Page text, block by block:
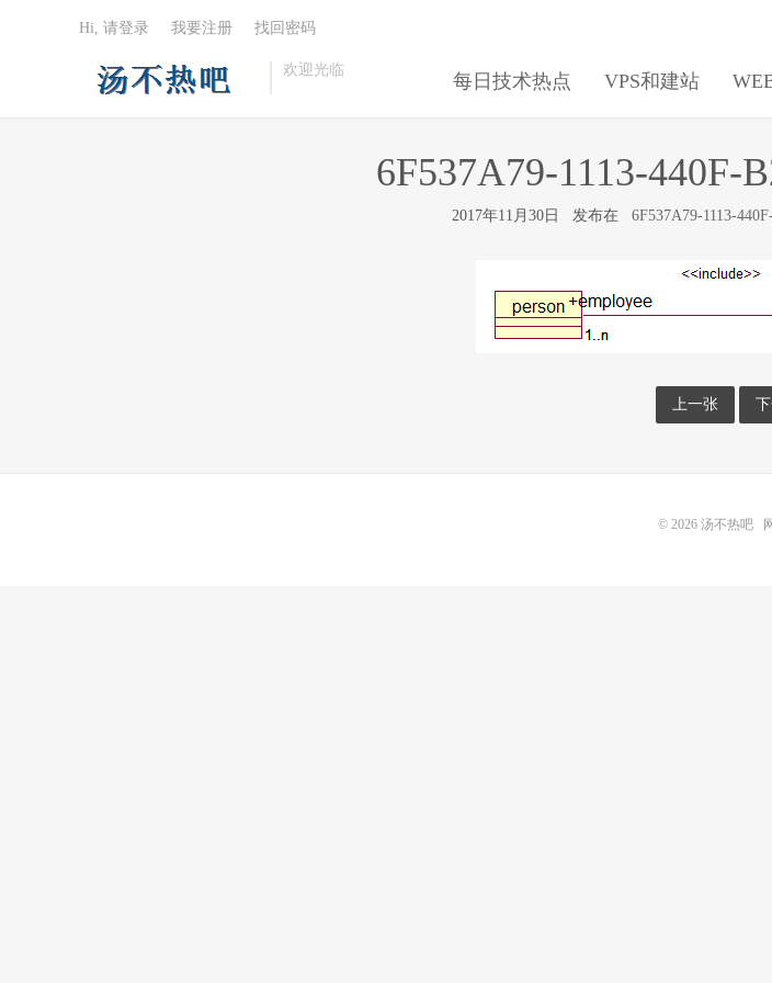
欢迎光临
每日技术热点 VPS和建站
Hi, 请登录 我要注册 找回密码
6F537A79-1113-440F-
2017年11月30日 发布在 6F537A79-1113-
上一张
© 2026 汤不热吧